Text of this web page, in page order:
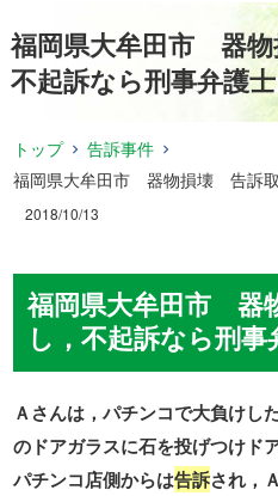
福岡県大牟田市 器
不起訴なら刑事弁護士
トップ
告訴事件
福岡県大牟田市 器物損壊 告訴
2018/10/13
福岡県大牟田市 器
し，不起訴なら刑事
Ａさんは，パチンコで大負けし
のドアガラスに石を投げつけド
パチンコ店側からは告訴され，